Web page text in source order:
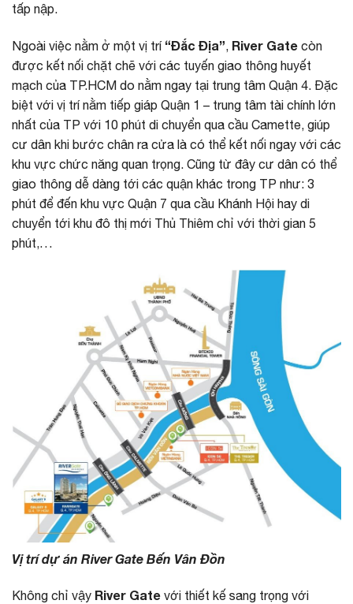
tấp nập.
Ngoài việc nằm ở một vị trí “Đắc Địa”, River Gate còn
được kết nối chặt chẽ với các tuyến giao thông huyết
mạch của TP.HCM do nằm ngay tại trung tâm Quận 4. Đặc
biệt với vị trí nằm tiếp giáp Quận 1 – trung tâm tài chính lớn
nhất của TP với 10 phút di chuyển qua cầu Camette, giúp
cư dân khi bước chân ra cửa là có thể kết nối ngay với các
khu vực chức năng quan trọng. Cũng từ đây cư dân có thể
giao thông dễ dàng tới các quận khác trong TP như: 3
phút để đến khu vực Quận 7 qua cầu Khánh Hội hay di
chuyển tới khu đô thị mới Thủ Thiêm chỉ với thời gian 5
phút,…
Vị trí dự án River Gate Bến Vân Đồn
Không chỉ vậy River Gate với thiết kế sang trọng với